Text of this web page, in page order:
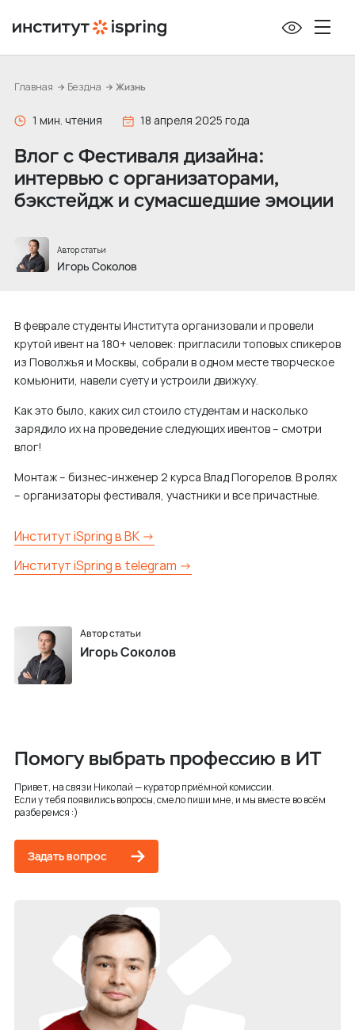
р
Главная Бездна Жизнь
1 мин. чтения 18 апреля 2025 года
Влог с Фестиваля дизайна:
интервью с организаторами,
бэкстейдж и сумасшедшие эмоции
Автор статьи
Игорь Соколов
В феврале студенты Института организовали и провели
крутой ивент на 180+ человек: пригласили топовых спикеров
из Поволжья и Москвы, собрали в одном месте творческое
комьюнити, навели суету и устроили движуху.
Как это было, каких сил стоило студентам и насколько
зарядило их на проведение следующих ивентов – смотри
влог!
Монтаж – бизнес-инженер 2 курса Влад Погорелов. В ролях
– организаторы фестиваля, участники и все причастные.
Институт iSpring в ВК →
Институт iSpring в telegram →
Автор статьи
Игорь Соколов
Помогу выбрать профессию в ИТ
Привет, на связи Николай — куратор приёмной комиссии.
Если у тебя появились вопросы, смело пиши мне, и мы вместе во всём
разберемся :)
Задать вопрос